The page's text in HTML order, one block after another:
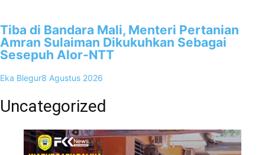
Tiba di Bandara Mali, Menteri Pertanian
Amran Sulaiman Dikukuhkan Sebagai
Sesepuh Alor-NTT
Eka Blegur8 Agustus 2026
Uncategorized